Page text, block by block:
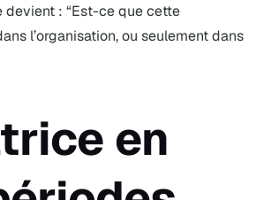
: “Est-ce que cette
l’organisation, ou seulement dans
en